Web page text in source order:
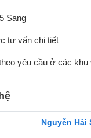
Sang
tư vấn chi tiết
yêu cầu ở các khu
Nguyễn Hải